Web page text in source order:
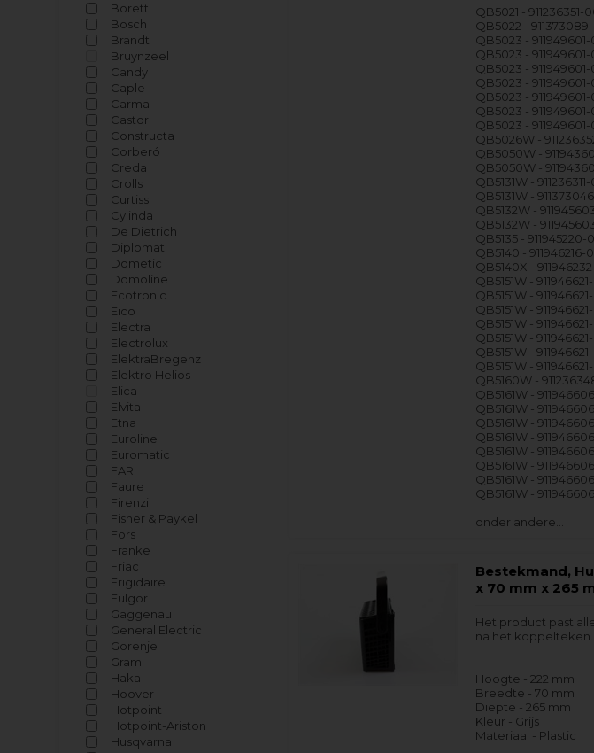
Boretti
Bosch
Brandt
Bruynzeel
Candy
Caple
Carma
Castor
Constructa
Corberó
Creda
Crolls
Curtiss
Cylinda
De Dietrich
Diplomat
Dometic
Domoline
Ecotronic
Eico
Electra
Electrolux
ElektraBregenz
Elektro Helios
Elica
Elvita
Etna
Euroline
Euromatic
FAR
Faure
Firenzi
Fisher & Paykel
Fors
Franke
Friac
Frigidaire
Fulgor
Gaggenau
General Electric
Gorenje
Gram
Haka
Hoover
Hotpoint
Hotpoint-Ariston
Husqvarna
QB5021 - 911236351-
QB5022 -
QB5023 -
QB5023 - 911949601-
QB5023 - 911949601-
QB5023 - 911949601-
QB5023 -
QB5023 - 911949601-
QB5023 -
QB5026W -
QB5050W -
QB5050W -
QB5131W -
QB5131W -
QB5132W -
QB5132W -
QB5135 - 911945220-
QB5140 - 911946216-
QB5140X -
QB5151W -
QB5151W -
QB5151W -
QB5151W -
QB5151W -
QB5151W -
QB5151W -
QB5160W -
QB5161W -
QB5161W -
QB5161W -
QB5161W -
QB5161W -
QB5161W -
QB5161W -
QB5161W -
onder andere…
Bestekmand,
x 70 mm x 265
Het product past
na het koppelteken.
Hoogte - 222 mm
Breedte - 70 mm
Diepte - 265 mm
Kleur - Grijs
Materiaal - Plastic